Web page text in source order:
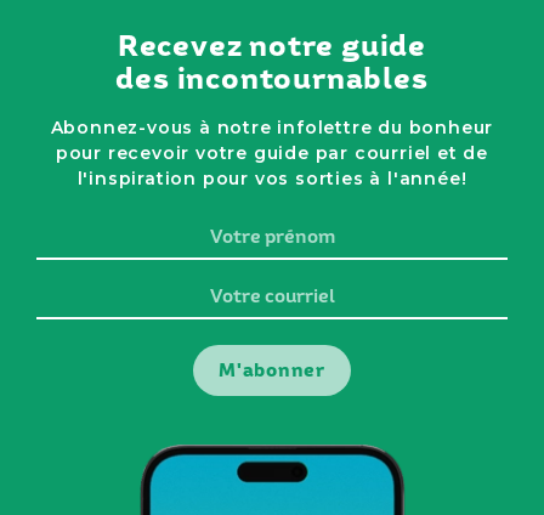
Recevez notre guide
des incontournables
Abonnez-vous à notre infolettre du bonheur
pour recevoir votre guide par courriel et de
l'inspiration pour vos sorties à l'année!
prénom
courriel